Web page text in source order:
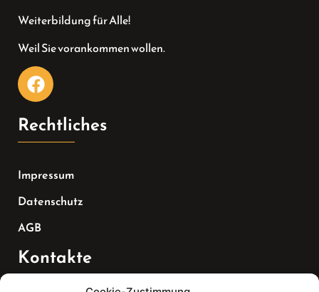
Weiterbildung für Alle!
Weil Sie vorankommen wollen.
Rechtliches
Impressum
Datenschutz
AGB
Kontakte